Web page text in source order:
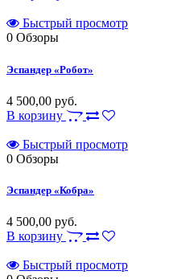
Быстрый просмотр
0 Обзоры
Эспандер «Робот»
4 500,00 руб.
В корзину
Быстрый просмотр
0 Обзоры
Эспандер «Кобра»
4 500,00 руб.
В корзину
Быстрый просмотр